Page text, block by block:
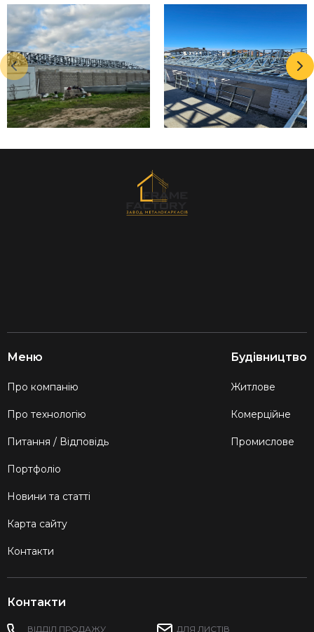
Меню
Про компанію
Про технологію
Питання / Відповідь
Портфоліо
Новини та статті
Карта сайту
Контакти
Будівництво
Житлове
Комерційне
Промислове
Контакти
ВІДДІЛ ПРОДАЖУ ДЛЯ ЛИСТІВ